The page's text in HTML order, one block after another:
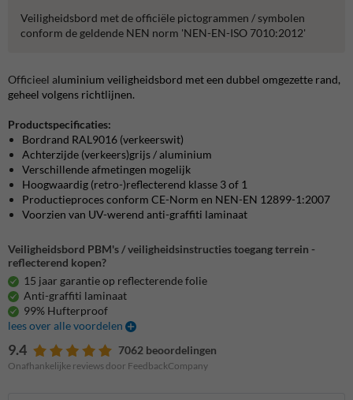
Veiligheidsbord met de officiële pictogrammen / symbolen
conform de geldende NEN norm 'NEN-EN-ISO 7010:2012'
Officieel aluminium veiligheidsbord met een dubbel omgezette rand,
geheel volgens richtlijnen.
Productspecificaties:
Bordrand RAL9016 (verkeerswit)
Achterzijde (verkeers)grijs / aluminium
Verschillende afmetingen mogelijk
Hoogwaardig (retro-)reflecterend klasse 3 of 1
Productieproces conform CE-Norm en NEN-EN 12899-1:2007
Voorzien van UV-werend anti-graffiti laminaat
Veiligheidsbord PBM's / veiligheidsinstructies toegang terrein -
reflecterend kopen?
15 jaar garantie op reflecterende folie
Anti-graffiti laminaat
99% Hufterproof
lees over alle voordelen
9.4 7062 beoordelingen
Onafhankelijke reviews door FeedbackCompany